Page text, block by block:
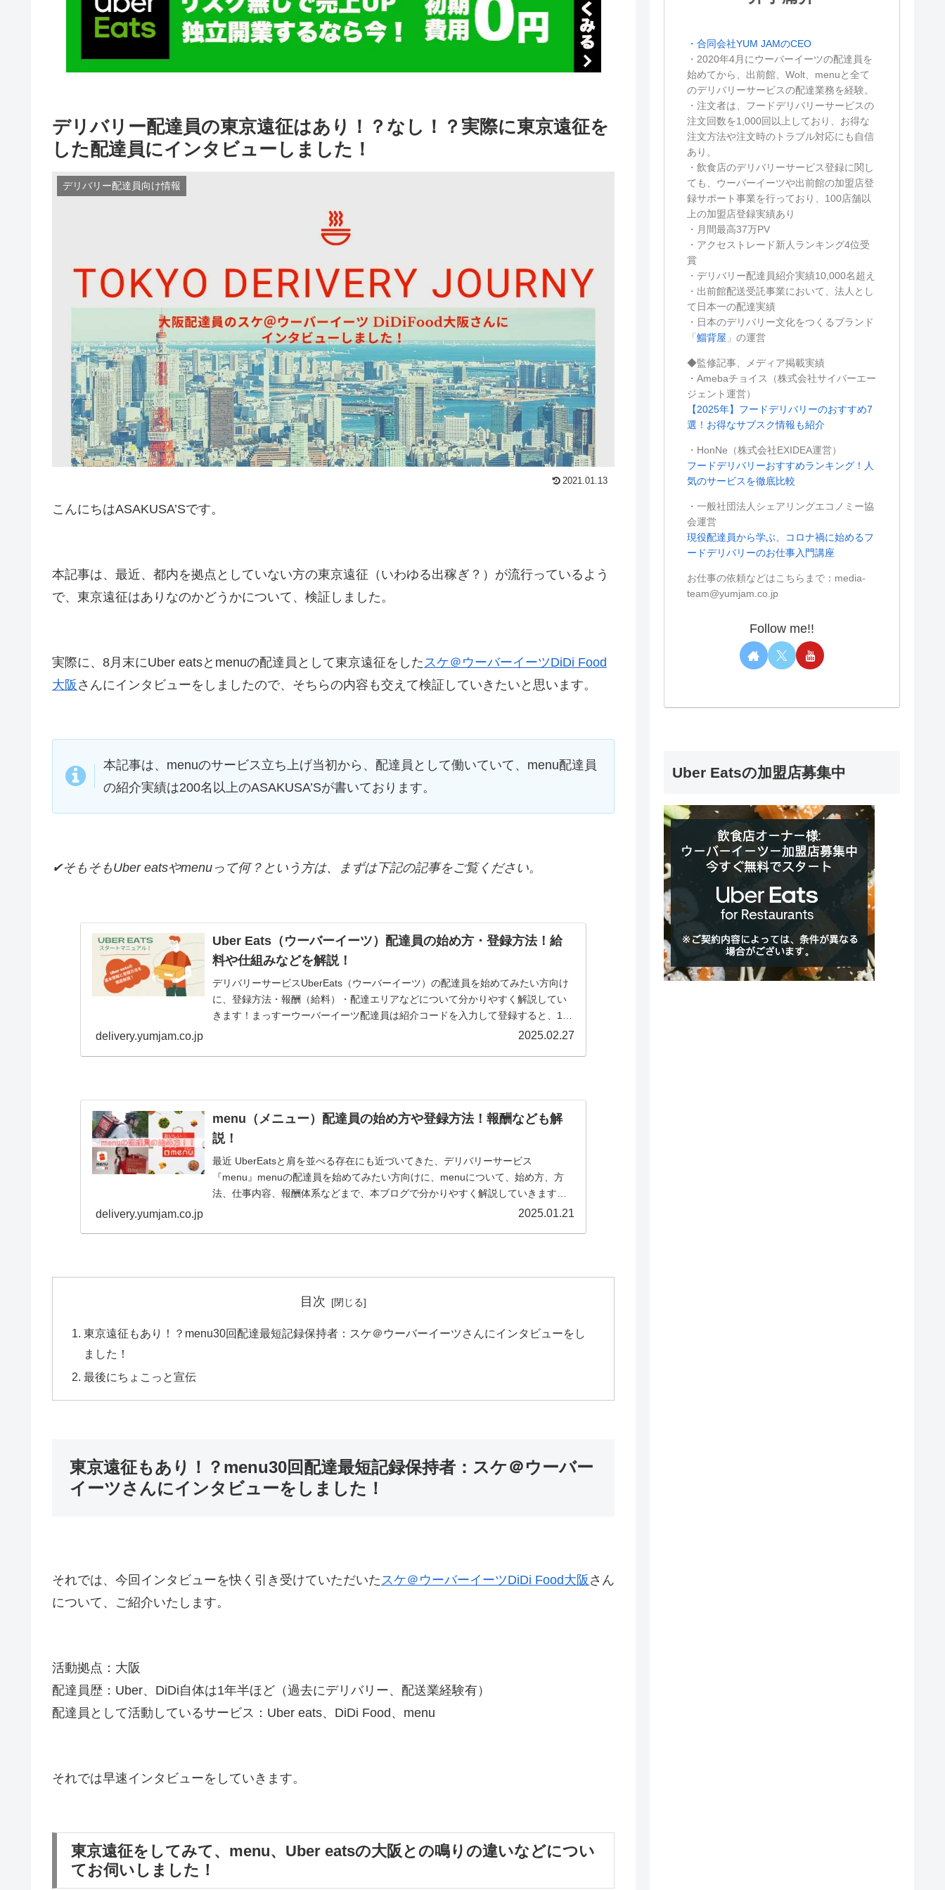
デリバリー配達員の東京遠征はあり！？なし！？実際に東京遠征を
した配達員にインタビューしました！
デリバリー配達員向け情報
2021.01.13
こんにちはASAKUSA’Sです。
本記事は、最近、都内を拠点としていない方の東京遠征（いわゆる出稼ぎ？）が流行っているよう
で、東京遠征はありなのかどうかについて、検証しました。
実際に、8月末にUber eatsとmenuの配達員として東京遠征をしたスケ＠ウーバーイーツDiDi Food
大阪 さんにインタビューをしましたので、そちらの内容も交えて検証していきたいと思います。
本記事は、menuのサービス立ち上げ当初から、配達員として働いていて、menu配達員
の紹介実績は200名以上のASAKUSA’Sが書いております。
✔そもそもUber eatsやmenuって何？という方は、まずは下記の記事をご覧ください。
Uber Eats（ウーバーイーツ）配達員の始め方・登録方法！給
料や仕組みなどを解説！
デリバリーサービスUberEats（ウーバーイーツ）の配達員を始めてみたい方向け
に、登録方法・報酬（給料）・配達エリアなどについて分かりやすく解説してい
きます！まっすーウーバーイーツ配達員は紹介コードを入力して登録すると、10
delivery.yumjam.co.jp 2025.02.27
menu（メニュー）配達員の始め方や登録方法！報酬なども解
説！
最近 UberEatsと肩を並べる存在にも近づいてきた、デリバリーサービス
『menu』menuの配達員を始めてみたい方向けに、menuについて、始め方、方
法、仕事内容、報酬体系などまで、本ブログで分かりやすく解説していきます！
delivery.yumjam.co.jp 2025.01.21
目次
東京遠征もあり！？menu30回配達最短記録保持者：スケ＠ウーバーイーツさんにインタビューをし
ました！
最後にちょこっと宣伝
東京遠征もあり！？menu30回配達最短記録保持者：スケ＠ウーバー
イーツさんにインタビューをしました！
それでは、今回インタビューを快く引き受けていただいた スケ＠ウーバーイーツDiDi Food大阪 さん
について、ご紹介いたします。
活動拠点：大阪
配達員歴：Uber、DiDi自体は1年半ほど（過去にデリバリー、配送業経験有）
配達員として活動しているサービス：Uber eats、DiDi Food、menu
それでは早速インタビューをしていきます。
東京遠征をしてみて、menu、Uber eatsの大阪との鳴りの違いなどについ
てお伺いしました！
・合同会社YUM JAMのCEO
・2020年4月にウーバーイーツの配達員を
始めてから、出前館、Wolt、menuと全て
のデリバリーサービスの配達業務を経験。
・注文者は、フードデリバリーサービスの
注文回数を1,000回以上しており、お得な
注文方法や注文時のトラブル対応にも自信
あり。
・飲食店のデリバリーサービス登録に関し
ても、ウーバーイーツや出前館の加盟店登
録サポート事業を行っており、100店舗以
上の加盟店登録実績あり
・月間最高37万PV
・アクセストレード新人ランキング4位受
賞
・デリバリー配達員紹介実績10,000名超え
・出前館配送受託事業において、法人とし
て日本一の配達実績
・日本のデリバリー文化をつくるブランド
「 鯔背屋 」の運営
◆監修記事、メディア掲載実績
・Amebaチョイス（株式会社サイバーエー
ジェント運営）
【2025年】フードデリバリーのおすすめ7
選！お得なサブスク情報も紹介
・HonNe（株式会社EXIDEA運営）
フードデリバリーおすすめランキング！人
気のサービスを徹底比較
・一般社団法人シェアリングエコノミー協
会運営
現役配達員から学ぶ、コロナ禍に始めるフ
ードデリバリーのお仕事入門講座
お仕事の依頼などはこちらまで：media-
team@yumjam.co.jp
Follow me!!
Uber Eatsの加盟店募集中